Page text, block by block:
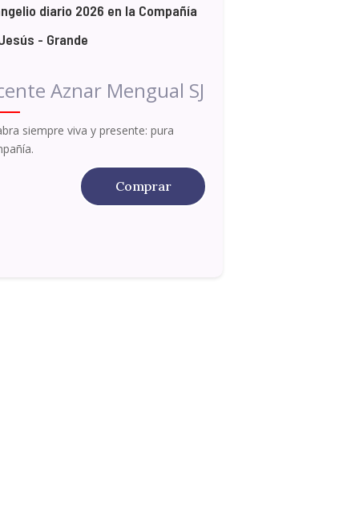
diario 2026 en la Compañía
- Grande
Aznar Mengual SJ
siempre viva y presente: pura
Comprar